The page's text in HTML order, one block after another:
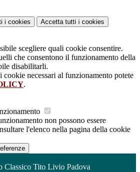
i cookies Accetta tutti i cookies
scegliere quali cookie consentire.
che consentono il funzionamento della
disabilitarli.
cookie necessari al funzionamento potete
.
non possono essere
l'elenco nella pagina della cookie
Classico Tito Livio Padova